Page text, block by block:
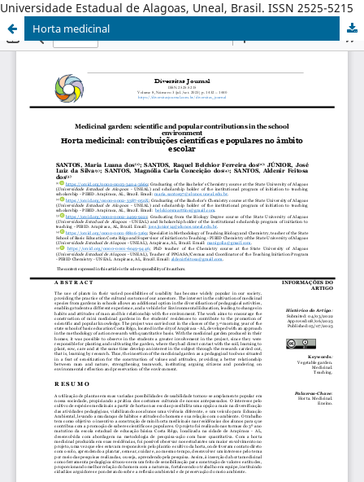
Universidade Estadual de Alagoas, Uneal, Brasil. ISSN 2525-5215
Horta medicinal